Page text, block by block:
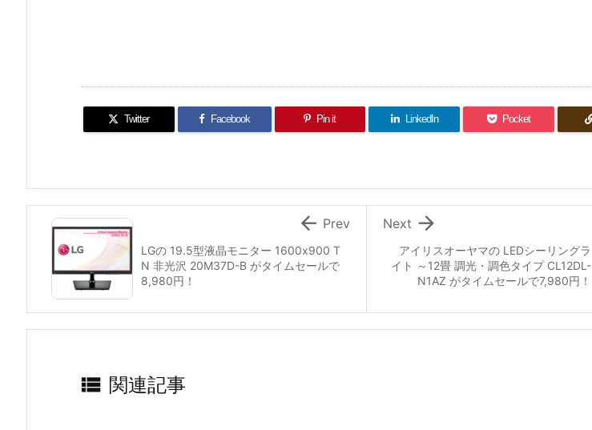
Twitter Facebook Pin it LinkedIn Pocket
アイリスオーヤマの LEDシーリングラ
イト ～12畳 調光・調色タイプ CL12DL-
N1AZ がタイムセールで7,980円！

Next
LGの 19.5型液晶モニター 1600x900 T
N 非光沢 20M37D-B がタイムセールで
8,980円！
 Prev
 関連記事